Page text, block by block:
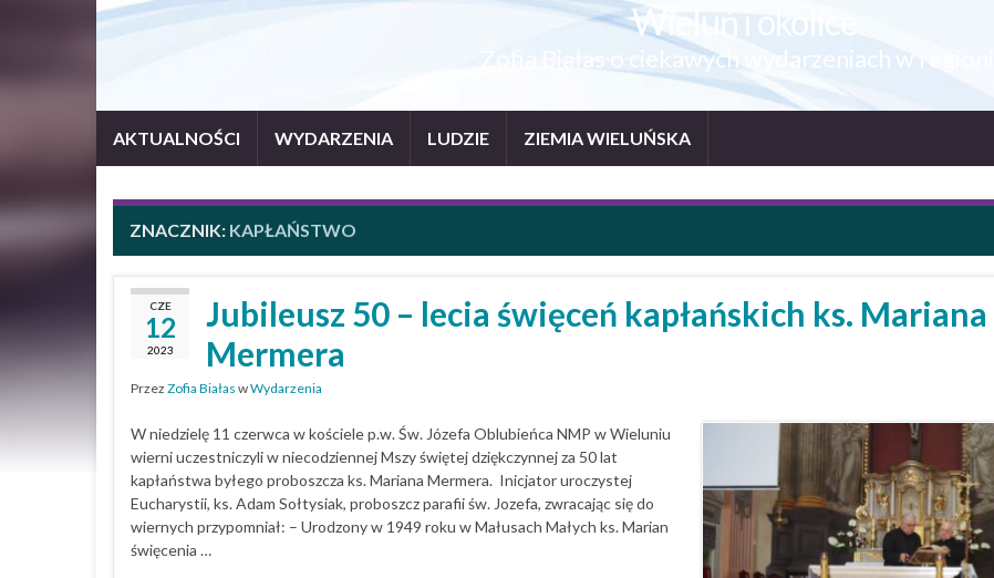
Wieluń i okolice
Zofia Białas o ciekawych wydarzeniach w regionie
AKTUALNOŚCI WYDARZENIA LUDZIE ZIEMIA WIELUŃSKA
ZNACZNIK: KAPŁAŃSTWO
CZE
12
2023
Jubileusz 50 – lecia święceń kapłańskich ks. Mariana
Mermera
Przez Zofia Białas wWydarzenia
W niedzielę 11 czerwca w kościele p.w. Św. Józefa Oblubieńca NMP w Wieluniu
wierni uczestniczyli w niecodziennej Mszy świętej dziękczynnej za 50 lat
kapłaństwa byłego proboszcza ks. Mariana Mermera. Inicjator uroczystej
Eucharystii, ks. Adam Sołtysiak, proboszcz parafii św. Jozefa, zwracając się do
wiernych przypomniał: – Urodzony w 1949 roku w Małusach Małych ks. Marian
święcenia …